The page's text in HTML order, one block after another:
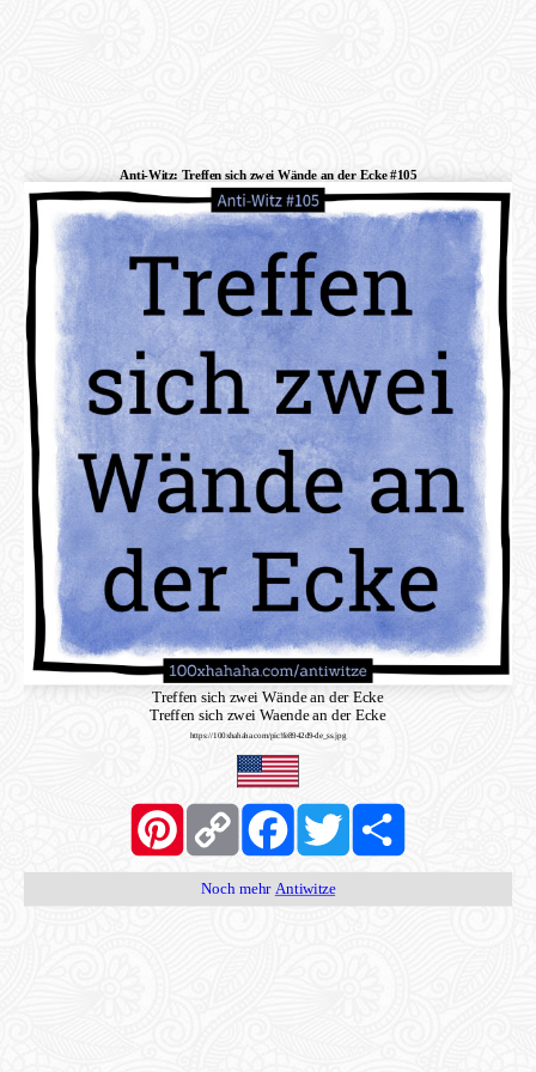
Anti-Witz: Treffen sich zwei Wände an der Ecke #105
Treffen sich zwei Wände an der Ecke
Treffen sich zwei Waende an der Ecke
https://100xhahaha.com/pic!fe8942d9-de_ss.jpg
PinterestCopy
Link
FacebookTwitter Share
Noch mehr Antiwitze